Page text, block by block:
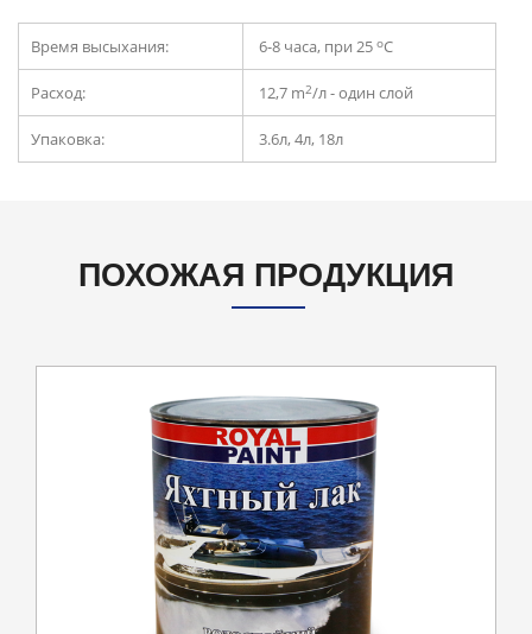
Время высыхания: 6-8 часа, при 25 оС
Расход: 12,7 m2/л - один слой
Упаковка: 3.6л, 4л, 18л
ПОХОЖАЯ ПРОДУКЦИЯ